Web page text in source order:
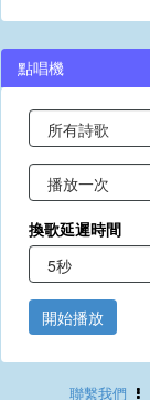
點唱機
換歌延遲時間
開始播放
聯繫我們